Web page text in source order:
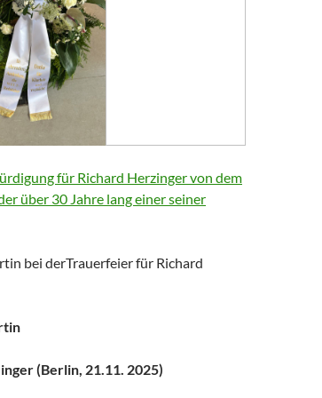
für Richard Herzinger von dem
über 30 Jahre lang einer seiner
bei derTrauerfeier für Richard
(Berlin, 21.11. 2025)